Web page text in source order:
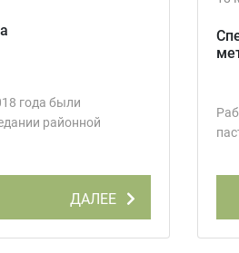
года были
районной
ДАЛЕЕ